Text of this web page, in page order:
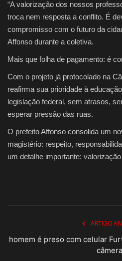
“A valorização dos nossos
troca nem resposta a conflito. É
compromisso com o futuro da
Affonso durante a coletiva.
Mais que folha de pagamento: é
Com o projeto já protocolado na
reafirma sua prioridade à
legislação federal, sem atrasos,
esperar pressão das ruas.
O prefeito Affonso consolida um
magistério: respeito,
um detalhe importante:
ARTIGO
homem é preso com celular